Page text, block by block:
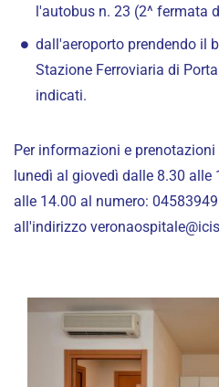
l'autobus n. 23 (2^ fermata
dall'aeroporto prendendo il
Stazione Ferroviaria di
indicati.
Per informazioni e
lunedì al giovedì dalle 8.30 alle
alle 14.00 al numero:
all'indirizzo